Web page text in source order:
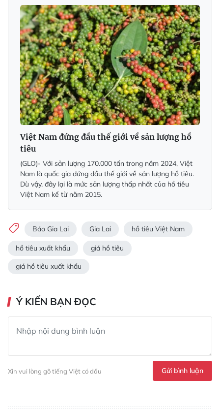
Việt Nam đứng đầu thế giới về sản lượng hồ
tiêu
(GLO)- Với sản lượng 170.000 tấn trong năm 2024, Việt
Nam là quốc gia đứng đầu thế giới về sản lượng hồ tiêu.
Dù vậy, đây lại là mức sản lượng thấp nhất của hồ tiêu
Việt Nam kể từ năm 2015.
Báo Gia Lai Gia Lai hồ tiêu Việt Nam
hồ tiêu xuất khẩu giá hồ tiêu
giá hồ tiêu xuất khẩu
Ý KIẾN BẠN ĐỌC
Xin vui lòng gõ tiếng Việt có dấu Gửi bình luận